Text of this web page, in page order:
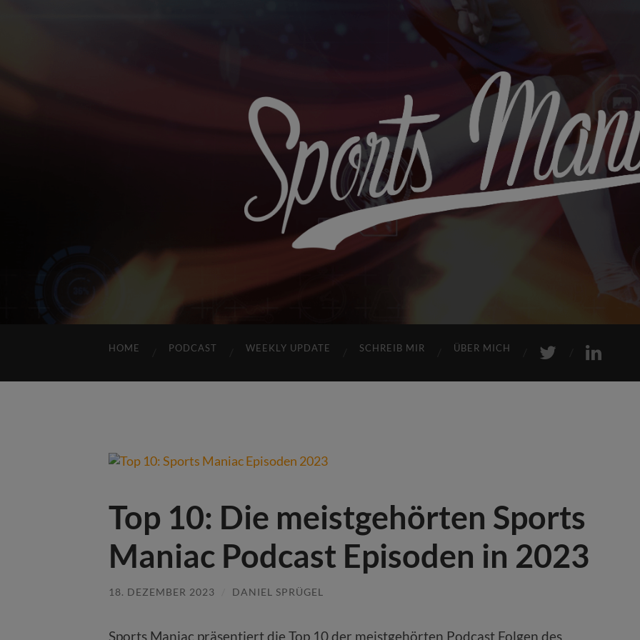
HOME PODCAST WEEKLY UPDATE SCHREIB MIR ÜBER MICH
Top 10: Die meistgehörten Sports
Maniac Podcast Episoden in 2023
18. DEZEMBER 2023 DANIEL SPRÜGEL
Sports Maniac präsentiert die Top 10 der meistgehörten Podcast Folgen des